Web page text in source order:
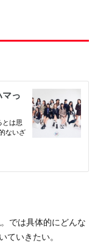
では具体的にどんな
ていきたい。